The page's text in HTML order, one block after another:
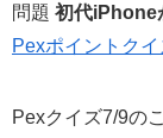
問題 初代iPhone
Pexポイントクイ
Pexクイズ7/9の